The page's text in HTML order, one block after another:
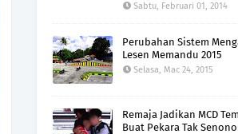
Sabtu, Februari 01, 2014
Perubahan Sistem
Lesen Memandu 2015
Selasa, Mac 24, 2015
Remaja Jadikan MCD
Buat Pekara Tak